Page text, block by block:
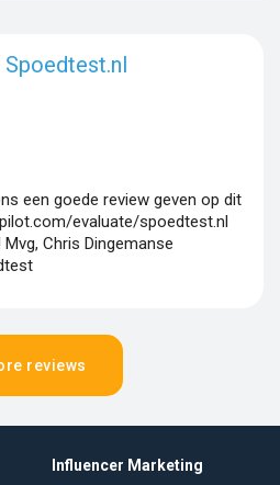
een goede review geven op dit
evaluate/spoedtest.nl
Chris Dingemanse
reviews
Influencer Marketing